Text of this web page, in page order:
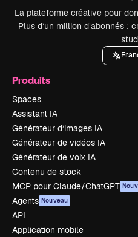
La plateforme créative pour
Plus d’un million d’abonnés :
Produits
Spaces
Assistant IA
Générateur d’images IA
Générateur de vidéos IA
Générateur de voix IA
Contenu de stock
MCP pour Claude/ChatGPT
Agents Nouveau
API
Application mobile